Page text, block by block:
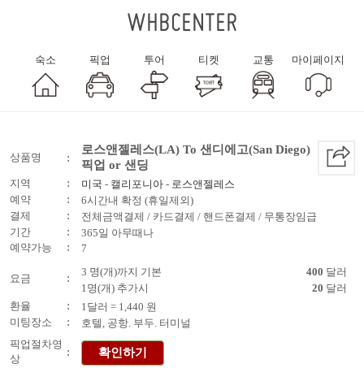
WHBCENTER
숙소 픽업 투어 티켓 교통 마이페이지
상품명 :
로스앤젤레스(LA) To 샌디에고(San Diego)
픽업 or 샌딩
지역 : 미국 - 캘리포니아- 로스앤젤레스
예약
:
6시간내 확정 (휴일제외)
결제
:
전체금액결제 / 카드결제 / 핸드폰결제 / 무통장임급
기간
:
365일 아무때나
예약가능
: 7
요금 : 3 명(개)까지 기본 400 달러
1명(개) 추가시
20 달러
환율
:
1달러 = 1,440 원
미팅장소
:
호텔, 공항. 부두. 터미널
픽업절차영
상
: 확인하기